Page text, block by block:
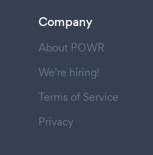
Company
About POWR
We're hiring!
Terms of Service
Privacy